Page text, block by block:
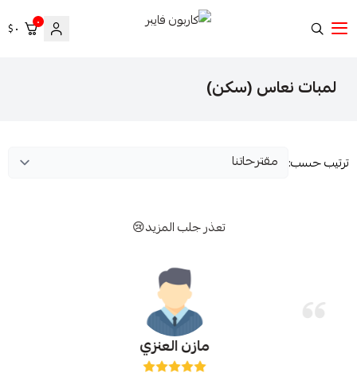
٠ ٠ $
لمبات نعاس (سكن)
ترتيب حسب:
تعذر جلب المزيد😢
مازن العنزي